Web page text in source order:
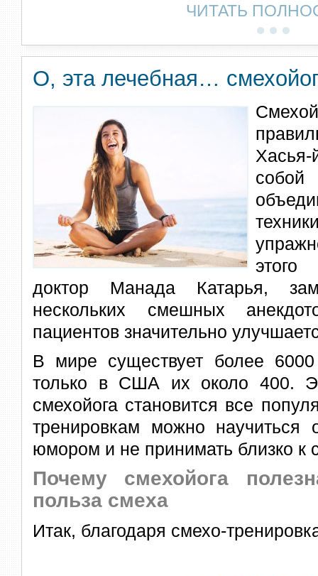
ЧИТАТЬ
О, эта лечебная…
этого
доктор Манада Катарья,
нескольких смешных
пациентов значительно
В мире существует более 6000
только в США их около 400.
смехойога становится все
тренировкам можно научиться
юмором и не принимать близко к
Почему смехойога
польза смеха
Итак, благодаря смехо-